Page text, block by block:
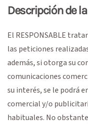
Descripción de
El RESPONSABLE
las peticiones
además, si otorga su
comunicaciones
su interés, se le podrá
comercial y/o
habituales. No